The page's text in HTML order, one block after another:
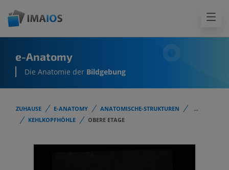
e-Anatomy
Die Anatomie der Bildgebung
ZUHAUSE E-ANATOMY ANATOMISCHE-STRUKTUREN
...
KEHLKOPFHÖHLE
OBERE ETAGE